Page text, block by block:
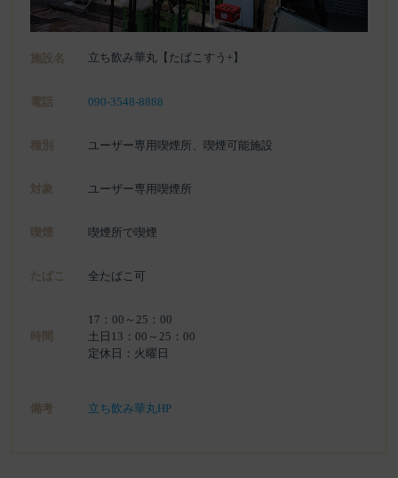
施設名 立ち飲み華丸【たばこすう+】
電話 090-3548-8888
種別 ユーザー専用喫煙所、喫煙可能施設
対象 ユーザー専用喫煙所
喫煙 喫煙所で喫煙
たばこ 全たばこ可
時間
17：00～25：00
土日13：00～25：00
定休日：火曜日
備考 立ち飲み華丸HP